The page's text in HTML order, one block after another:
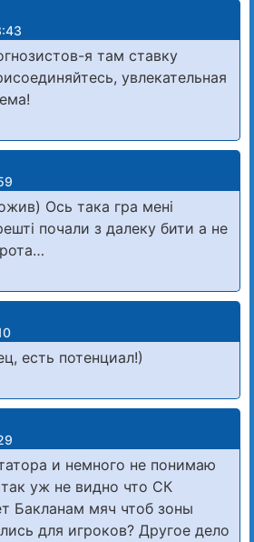
я там ставку
увлекательная
Ось така гра мені
почали з далеку бити а не
есть потенциал!)
и немного не понимаю
уж не видно что СК
Бакланам мяч чтоб зоны
для игроков? Другое дело